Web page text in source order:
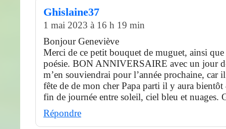
Ghislaine37
1 mai 2023 à 16 h 19 min
Bonjour Geneviève
Merci de ce petit bouquet de muguet, ainsi
poésie. BON ANNIVERSAIRE avec un jour
m’en souviendrai pour l’année prochaine, car
fête de de mon cher Papa parti il y aura
fin de journée entre soleil, ciel bleu et nuages.
Répondre